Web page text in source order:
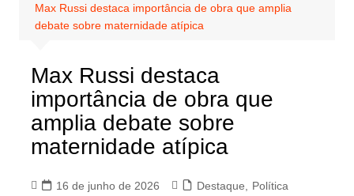
Max Russi destaca importância de obra que amplia
debate sobre maternidade atípica
Max Russi destaca
importância de obra que
amplia debate sobre
maternidade atípica
16 de junho de 2026 Destaque Política